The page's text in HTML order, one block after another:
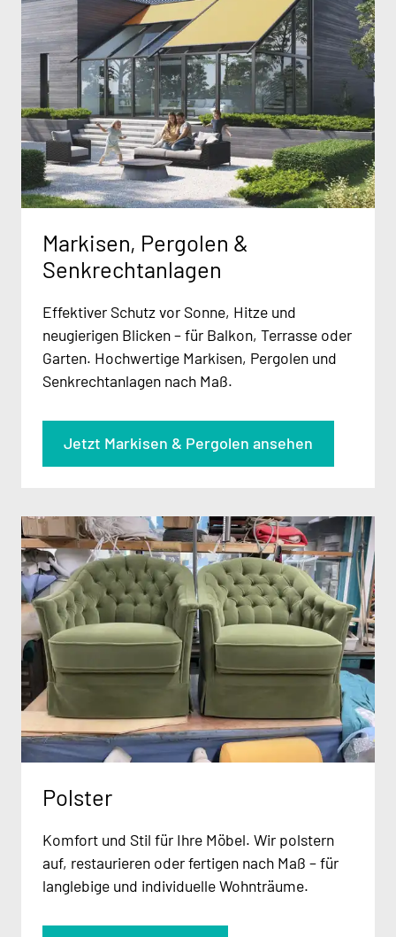
Markisen, Pergolen &
Senkrechtanlagen
Effektiver Schutz vor Sonne, Hitze und
neugierigen Blicken – für Balkon, Terrasse oder
Garten. Hochwertige Markisen, Pergolen und
Senkrechtanlagen nach Maß.
Jetzt Markisen & Pergolen ansehen
Polster
Komfort und Stil für Ihre Möbel. Wir polstern
auf, restaurieren oder fertigen nach Maß – für
langlebige und individuelle Wohnträume.